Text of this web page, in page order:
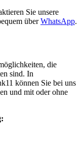
Sie unsere
überWhatsApp.
die
sind. In
können Sie bei uns
und mit oder ohne